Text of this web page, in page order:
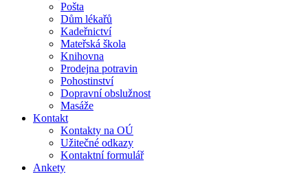
Pošta
Dům lékařů
Kadeřnictví
Mateřská škola
Knihovna
Prodejna potravin
Pohostinství
Dopravní obslužnost
Masáže
Kontakt
Kontakty na OÚ
Užitečné odkazy
Kontaktní formulář
Ankety